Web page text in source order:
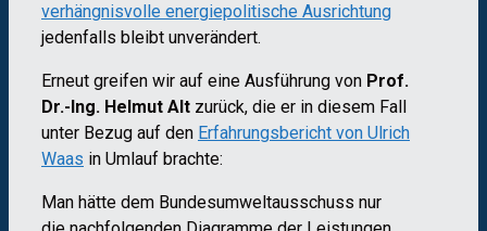
verhängnisvolle energiepolitische Ausrichtung
jedenfalls bleibt unverändert.
Erneut greifen wir auf eine Ausführung von Prof.
Dr.-Ing. Helmut Alt zurück, die er in diesem Fall
unter Bezug auf den Erfahrungsbericht von Ulrich
Waas in Umlauf brachte:
Man hätte dem Bundesumweltausschuss nur